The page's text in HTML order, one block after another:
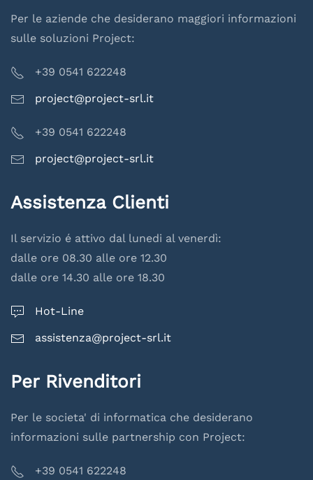
Per le aziende che desiderano maggiori informazioni
sulle soluzioni Project:
+39 0541 622248
project@project-srl.it
+39 0541 622248
project@project-srl.it
Assistenza Clienti
Il servizio é attivo dal lunedi al venerdì:
dalle ore 08.30 alle ore 12.30
dalle ore 14.30 alle ore 18.30
Hot-Line
assistenza@project-srl.it
Per Rivenditori
Per le societa' di informatica che desiderano
informazioni sulle partnership con Project:
+39 0541 622248